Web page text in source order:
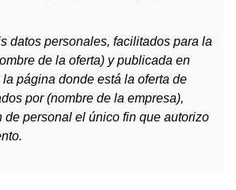
datos personales, facilitados para la
de la oferta) y publicada en
página donde está la oferta de
por (nombre de la empresa),
de personal el único fin que autorizo